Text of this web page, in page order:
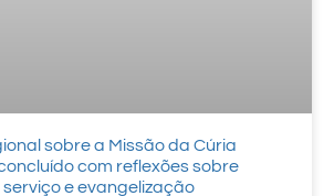
sobre a Missão da Cúria
com reflexões sobre
e evangelização